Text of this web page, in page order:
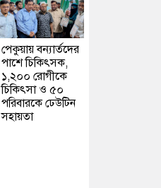
পেকুয়ায় বন্যার্তদের
পাশে চিকিৎসক,
১,২০০ রোগীকে
চিকিৎসা ও ৫০
পরিবারকে ঢেউটিন
সহায়তা